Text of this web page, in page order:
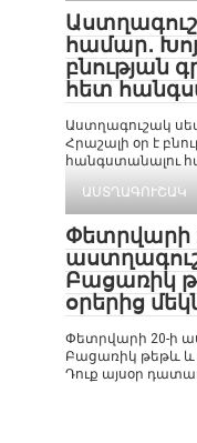
համար․
բնության
հետ
Աստղագուշակ
Հրաշալի օր է
հանգստանալու
ԱՍՏՂԱԳՈՒՇԱԿ
Փետրվարի
Բացառիկ
օրերից
Փետրվարի 20-ի
Բացառիկ թեթև և
Դուք այսօր